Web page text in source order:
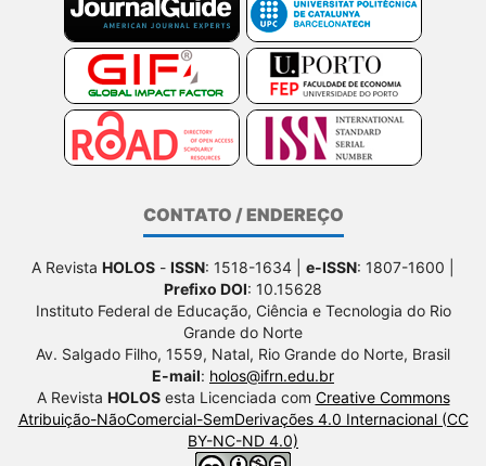
CONTATO / ENDEREÇO
A Revista HOLOS - ISSN: 1518-1634 | e-ISSN: 1807-1600 |
Prefixo DOI: 10.15628
Instituto Federal de Educação, Ciência e Tecnologia do Rio
Grande do Norte
Av. Salgado Filho, 1559, Natal, Rio Grande do Norte, Brasil
E-mail: holos@ifrn.edu.br
A Revista HOLOSesta Licenciada com Creative Commons
Atribuição-NãoComercial-SemDerivações 4.0 Internacional (CC
BY-NC-ND 4.0)